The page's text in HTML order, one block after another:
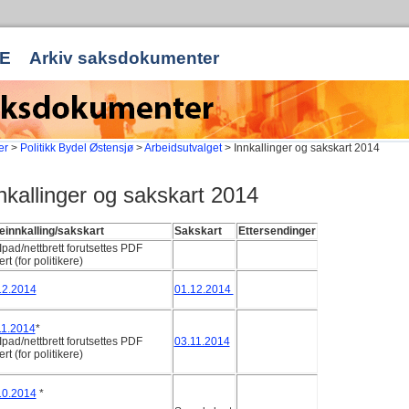
Arkiv saksdokumenter
> Politikk Bydel Østensjø>Arbeidsutvalget> Innkallinger og sakskart 2014
og sakskart 2014
sakskart Sakskart
Ettersendinger
nettbrett forutsettes PDF
(for politikere)
01.12.2014
*
nettbrett forutsettes PDF
(for politikere)
03.11.2014
*